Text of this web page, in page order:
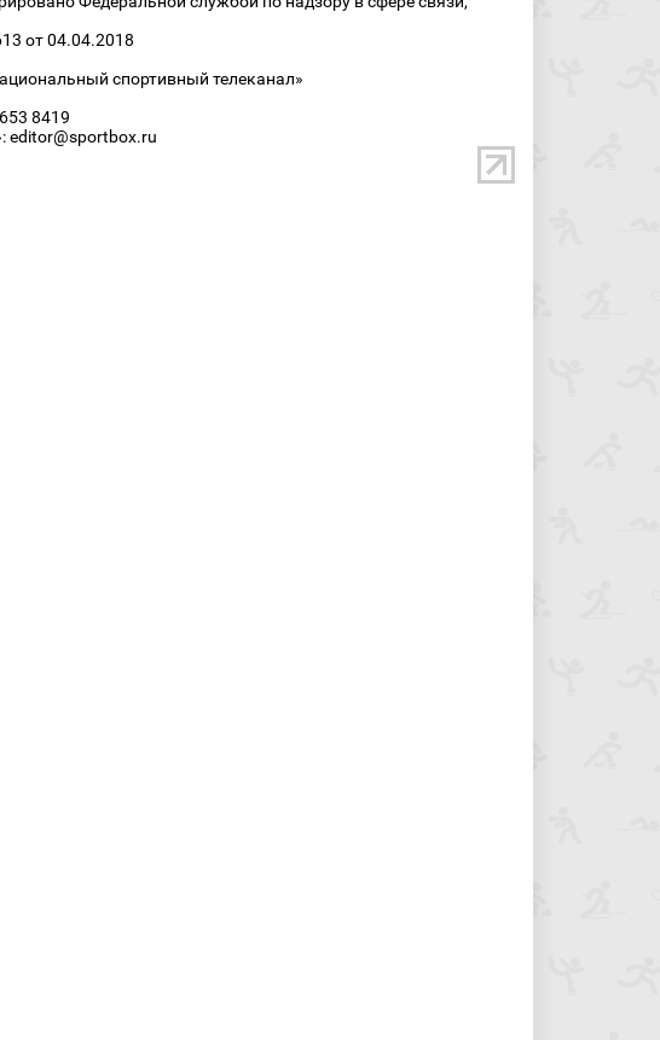
от 04.04.2018
спортивный телеканал»
8419
editor@sportbox.ru